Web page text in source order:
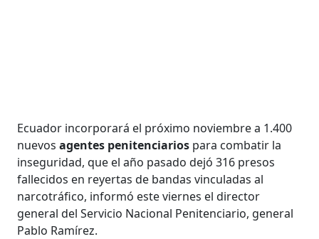
Ecuador incorporará el próximo noviembre a 1.400
nuevosagentes penitenciarios para combatir la
inseguridad, que el año pasado dejó 316 presos
fallecidos en reyertas de bandas vinculadas al
narcotráfico, informó este viernes el director
general del Servicio Nacional Penitenciario, general
Pablo Ramírez.